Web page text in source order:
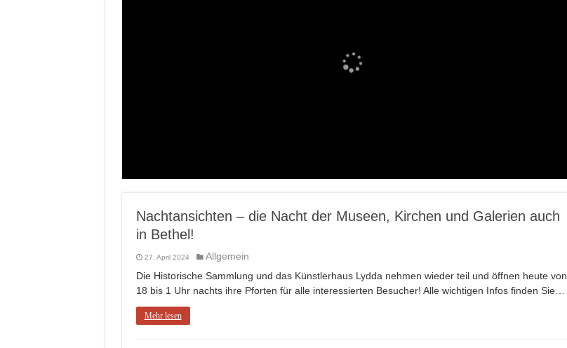
Nachtansichten – die Nacht der Museen, Kirchen und Galerien auch
in Bethel!
27. April 2024
Allgemein
Die Historische Sammlung und das Künstlerhaus Lydda nehmen wieder teil und öffnen heute von
18 bis 1 Uhr nachts ihre Pforten für alle interessierten Besucher! Alle wichtigen Infos finden Sie…
Mehr lesen